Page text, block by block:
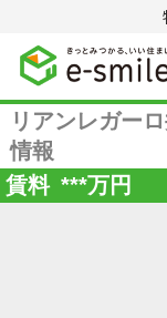
リアンレガー
情報
賃料 ***万円